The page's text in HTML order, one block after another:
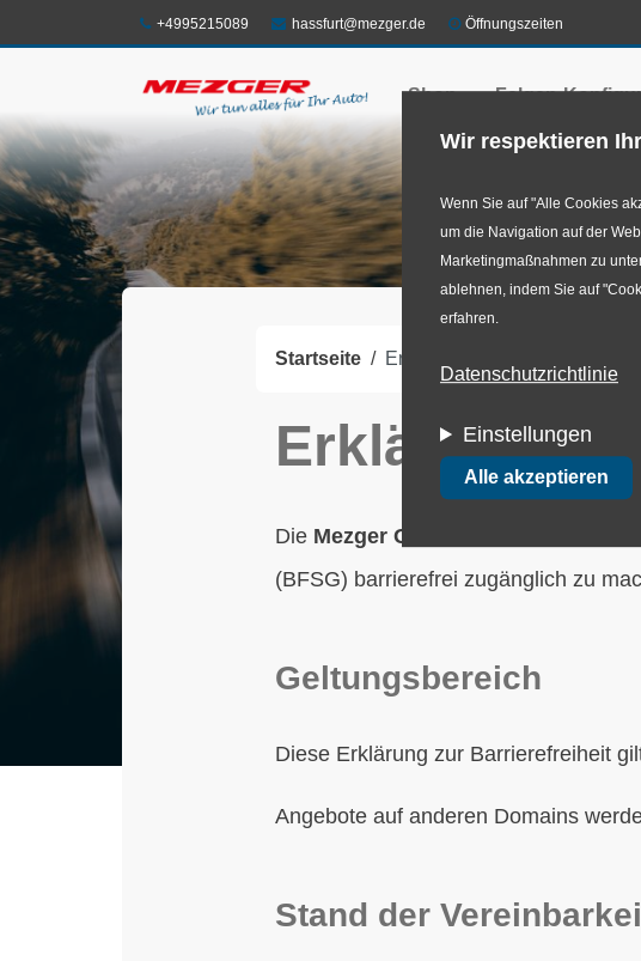
Wir respektieren
Wenn Sie auf "Alle Cookies
um die Navigation auf der
Marketingmaßnahmen zu
ablehnen, indem Sie auf
erfahren.
Datenschutzrichtlinie
Einstellungen
Alle akzeptieren
Telefon:
+4995215089 E-Mail:hassfurt@mezger.de Öffnungszeiten
Shop Felgen-
Startseite Erklärung zur Barrierefreiheit
Erklärung
Die Mezger GmbH & Co. KG
ist
(BFSG) barrierefrei zugänglich zu
Geltungsbereich
Diese Erklärung zur Barrierefreiheit
Angebote auf anderen Domains
Stand der